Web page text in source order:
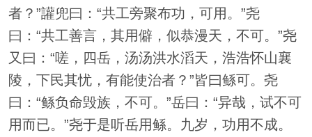
者？”讙兜曰：“共工旁聚布功，可用。”尧
曰：“共工善言，其用僻，似恭漫天，不可。”尧
又曰：“嗟，四岳，汤汤洪水滔天，浩浩怀山襄
陵，下民其忧，有能使治者？”皆曰鲧可。尧
曰：“鲧负命毁族，不可。”岳曰：“异哉，试不可
用而已。”尧于是听岳用鲧。九岁，功用不成。